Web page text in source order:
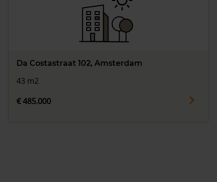
Da Costastraat 102, Amsterdam
43 m2
€ 485.000